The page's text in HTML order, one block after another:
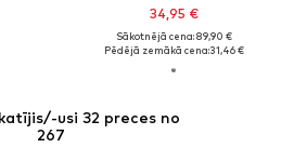
34,95 €
Sākotnējā cena: 89,90 €
Pēdējā zemākā cena:31,46 €
usi 32 preces no
267